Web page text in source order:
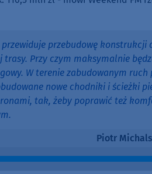
przebudowę
trasy. Przy czym maksymalnie
W terenie zabudowanym ruch
nowe chodniki i ścieżki
tak, żeby poprawić też
Piotr